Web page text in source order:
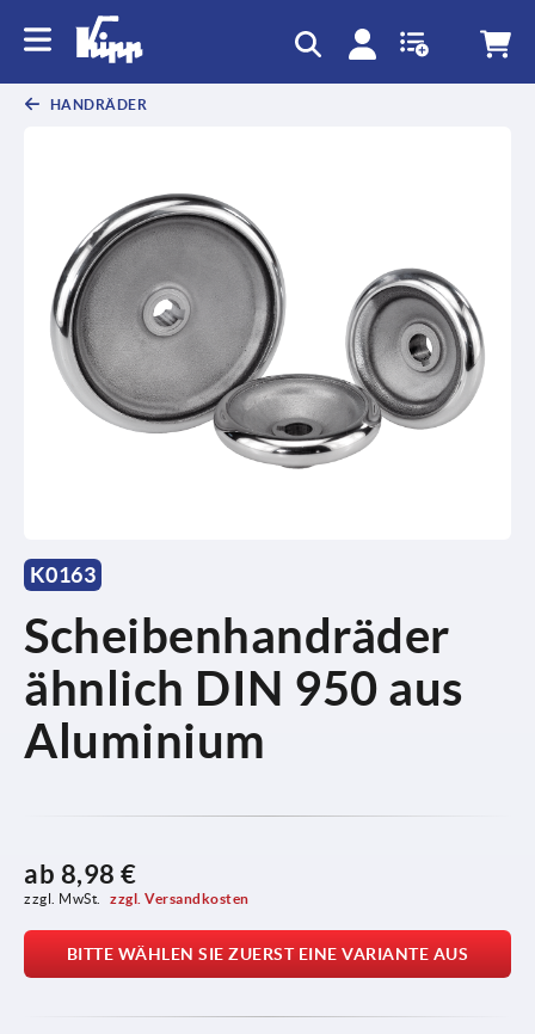
HANDRÄDER
K0163
Scheibenhandräder
ähnlich DIN 950 aus
Aluminium
ab 8,98 €
zzgl. MwSt. zzgl. Versandkosten
BITTE WÄHLEN SIE ZUERST EINE VARIANTE AUS